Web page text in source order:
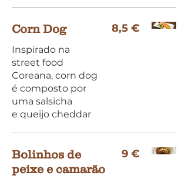
Corn Dog
Inspirado na
street food
Coreana, corn dog
é composto por
uma salsicha
e queijo cheddar
8,5 €
Bolinhos de
peixe e camarão
9 €